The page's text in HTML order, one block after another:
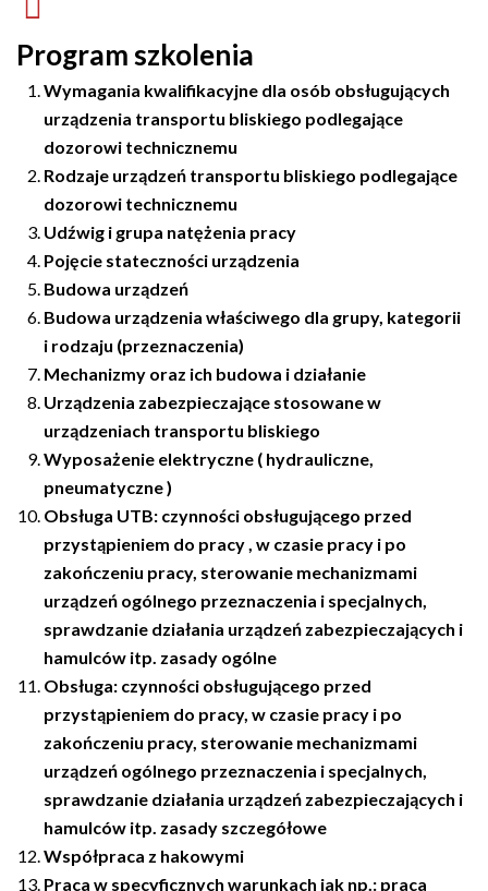
Program szkolenia
Wymagania kwalifikacyjne dla osób obsługujących
urządzenia transportu bliskiego podlegające
dozorowi technicznemu
Rodzaje urządzeń transportu bliskiego podlegające
dozorowi technicznemu
Udźwig i grupa natężenia pracy
Pojęcie stateczności urządzenia
Budowa urządzeń
Budowa urządzenia właściwego dla grupy, kategorii
i rodzaju (przeznaczenia)
Mechanizmy oraz ich budowa i działanie
Urządzenia zabezpieczające stosowane w
urządzeniach transportu bliskiego
Wyposażenie elektryczne ( hydrauliczne,
pneumatyczne )
Obsługa UTB: czynności obsługującego przed
przystąpieniem do pracy , w czasie pracy i po
zakończeniu pracy, sterowanie mechanizmami
urządzeń ogólnego przeznaczenia i specjalnych,
sprawdzanie działania urządzeń zabezpieczających i
hamulców itp. zasady ogólne
Obsługa: czynności obsługującego przed
przystąpieniem do pracy, w czasie pracy i po
zakończeniu pracy, sterowanie mechanizmami
urządzeń ogólnego przeznaczenia i specjalnych,
sprawdzanie działania urządzeń zabezpieczających i
hamulców itp. zasady szczegółowe
Współpraca z hakowymi
Praca w specyficznych warunkach jak np.: praca